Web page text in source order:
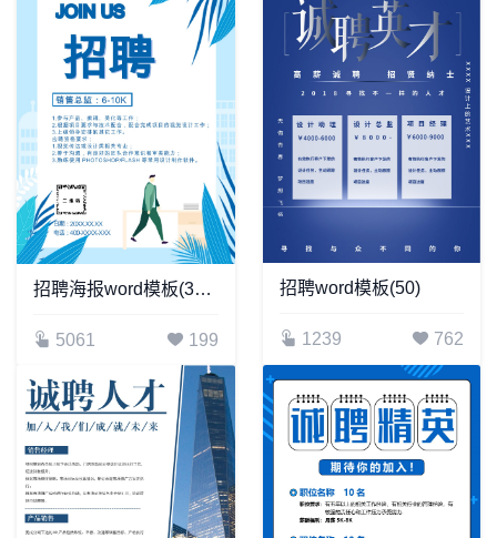
招聘海报word模板(351)
5061 199
招聘word模板(50)
1239 762